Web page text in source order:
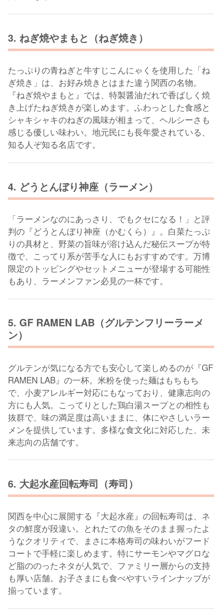
3. ねぎ焼やまもと（ねぎ焼き）
たっぷりの青ねぎと牛すじこんにゃくを使用した「ね
ぎ焼き」は、お好み焼きとはまた違う関西の名物。
『ねぎ焼やまもと』では、特製醤油だれで香ばしく焼
き上げたねぎ焼きが楽しめます。ふわっとした食感と
シャキシャキのねぎの風味が相まって、ヘルシーさも
感じる優しい味わい。地元民にも長年愛されている、
知る人ぞ知る名店です。
4. どうとんぼり神座（ラーメン）
「ラーメンなのにあっさり、でもクセになる！」と評
判の『どうとんぼり神座（かむくら）』。白菜たっぷ
りの具材と、野菜の旨味が溶け込んだ秘伝スープが特
徴で、こってり系が苦手な人にもおすすめです。万博
限定のトッピングやセットメニューが登場する可能性
もあり、ラーメンファン必見の一杯です。
5. GF RAMEN LAB（グルテンフリーラーメ
ン）
グルテンが気になる方でも安心して楽しめるのが『GF
RAMEN LAB』の一杯。米粉を使った麺はもちもち
で、小麦アレルギー対応にもなっており、健康志向の
方にも人気。こってりとした鶏白湯スープとの相性も
抜群で、味の満足度は高いままに、体にやさしいラー
メンを提供しています。多様な食文化に対応した、未
来志向の店舗です。
6. 大起水産回転寿司（寿司）
関西を中心に展開する『大起水産』の回転寿司は、ネ
タの鮮度が段違い。とれたての魚をそのまま握ったよ
うなクオリティで、まさに本格寿司の味わいがフード
コートで手軽に楽しめます。特にサーモンやマグロな
ど脂ののったネタが人気で、ファミリー層からの支持
も厚い店舗。お子さまにも食べやすいラインナップが
揃っています。